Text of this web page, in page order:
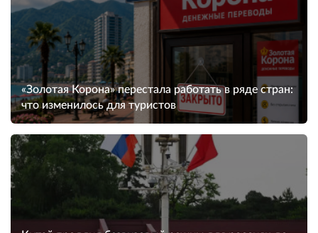
«Золотая Корона» перестала работать в ряде стран:
что изменилось для туристов